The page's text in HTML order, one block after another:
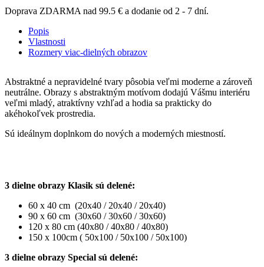
Doprava ZDARMA nad 99.5 € a dodanie od 2 - 7 dní.
Popis
Vlastnosti
Rozmery viac-dielných obrazov
Abstraktné a nepravidelné tvary pôsobia veľmi moderne a zároveň
neutrálne. Obrazy s abstraktným motívom dodajú Vášmu interiéru
veľmi mladý, atraktívny vzhľad a hodia sa prakticky do
akéhokoľvek prostredia.
Sú ideálnym doplnkom do nových a moderných miestností.
3 dielne obrazy Klasik sú delené:
60 x 40 cm (20x40 / 20x40 / 20x40)
90 x 60 cm (30x60 / 30x60 / 30x60)
120 x 80 cm (40x80 / 40x80 / 40x80)
150 x 100cm ( 50x100 / 50x100 / 50x100)
3 dielne obrazy Special sú delené: